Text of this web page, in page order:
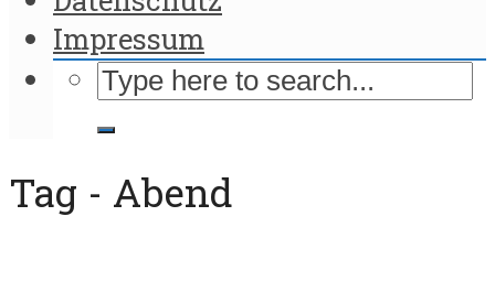
Impressum
Tag - Abend